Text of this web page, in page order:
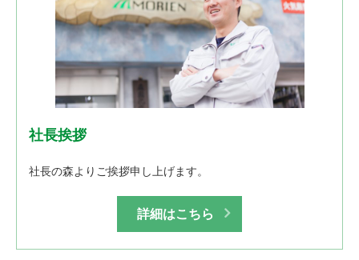
社長挨拶
社長の森よりご挨拶申し上げます。
詳細はこちら